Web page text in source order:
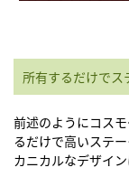
所有するだけでス
前述のようにコス
るだけで高いステ
カニカルなデザイ